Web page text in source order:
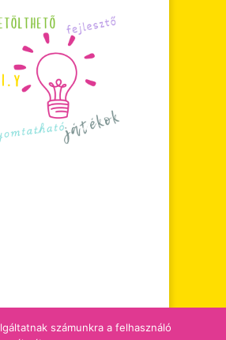
számunkra a felhasználó